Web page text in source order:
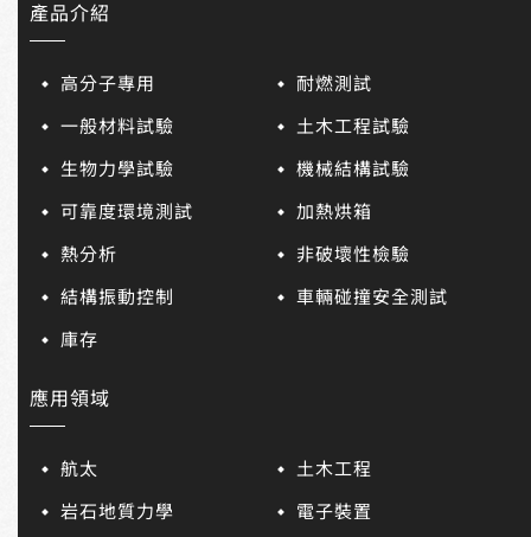
產品介紹
高分子專用
耐燃測試
一般材料試驗
土木工程試驗
生物力學試驗
機械結構試驗
可靠度環境測試
加熱烘箱
熱分析
非破壞性檢驗
結構振動控制
車輛碰撞安全測試
庫存
應用領域
航太
土木工程
岩石地質力學
電子裝置